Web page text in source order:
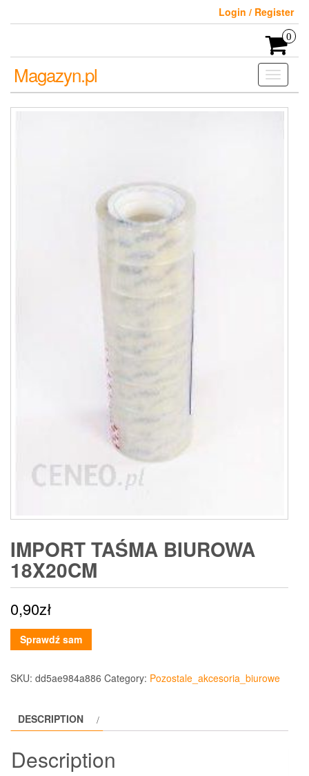
Login / Register
0
Toggle
Magazyn.pl
IMPORT TAŚMA BIUROWA
18X20CM
0,90zł
Sprawdź sam
SKU: dd5ae984a886 Category: Pozostale_akcesoria_biurowe
DESCRIPTION
Description